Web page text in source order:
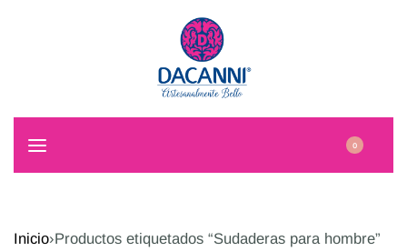
0
Inicio›Productos etiquetados “Sudaderas para hombre”